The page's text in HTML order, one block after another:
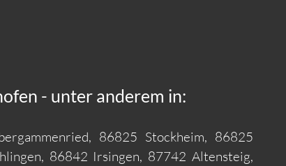
- unter anderem in:
86825 Stockheim, 86825
86842 Irsingen, 87742 Altensteig,